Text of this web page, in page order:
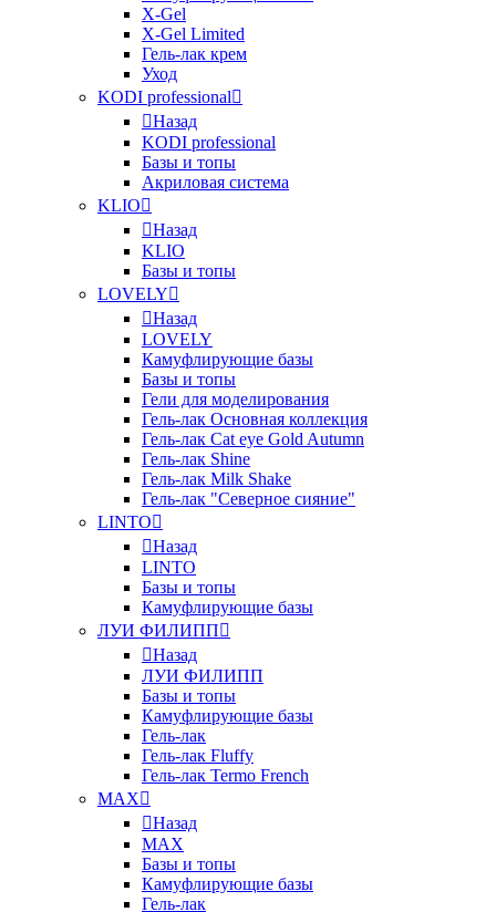
X-Gel
X-Gel Limited
Гель-лак крем
Уход
KODI professional
Назад
KODI professional
Базы и топы
Акриловая система
KLIO
Назад
KLIO
Базы и топы
LOVELY
Назад
LOVELY
Камуфлирующие базы
Базы и топы
Гели для моделирования
Гель-лак Основная коллекция
Гель-лак Cat eye Gold Autumn
Гель-лак Shine
Гель-лак Milk Shake
Гель-лак "Северное сияние"
LINTO
Назад
LINTO
Базы и топы
Камуфлирующие базы
ЛУИ ФИЛИПП
Назад
ЛУИ ФИЛИПП
Базы и топы
Камуфлирующие базы
Гель-лак
Гель-лак Fluffy
Гель-лак Termo French
MAX
Назад
MAX
Базы и топы
Камуфлирующие базы
Гель-лак